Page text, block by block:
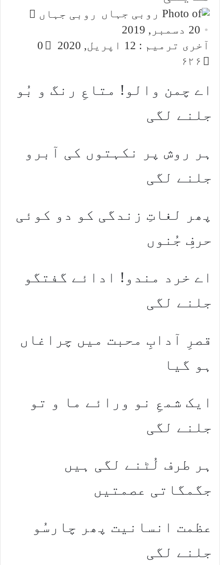
روبی جہاں
20 دسمبر, 2019
آخری ترمیم : 12 اپریل, 2020
0
۶۲۶
اے چمن والو! متاعِ رنگ و بُو
جلنے لگی
ہر روش پر نکہتوں کی آبرو
جلنے لگی
پھر لغاتِ زندگی کو دو کوئی
حرفِ جُنوں
اے خرد مندو! ادائے گفتگو
جلنے لگی
قصرِ آدابِ محبت میں چراغاں
ہو گیا
ایک شمعِ نو ورائے ما و تو
جلنے لگی
ہر طرف لُٹنے لگی ہیں
جگمگاتی عصمتیں
عظمت انسانیت پھر چارسُو
جلنے لگی